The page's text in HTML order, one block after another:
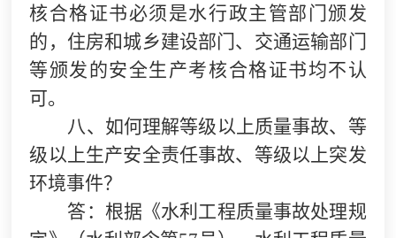
核合格证书必须是水行政主管部门颁发
的，住房和城乡建设部门、交通运输部门
等颁发的安全生产考核合格证书均不认
可。
八、如何理解等级以上质量事故、等
级以上生产安全责任事故、等级以上突发
环境事件？
答：根据《水利工程质量事故处理规